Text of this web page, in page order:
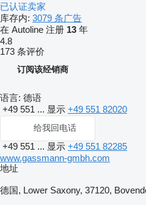
已认证卖家
库存内: 3079 条广告
在 Autoline 注册 13 年
4.8
173 条评价
订阅该经销商
语言: 德语
+49 551 ... 显示 +49 551 82020
给我回电话
+49 551 ... 显示 +49 551 82285
www.gassmann-gmbh.com
地址
德国, Lower Saxony, 37120,